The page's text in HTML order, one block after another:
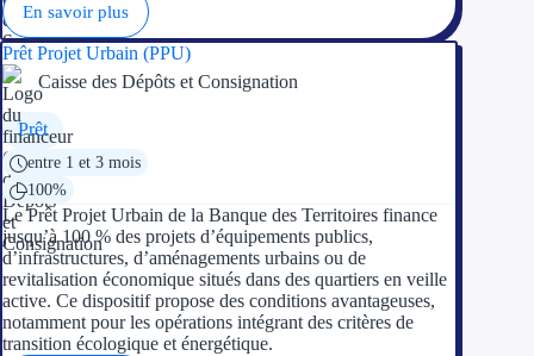
En savoir plus
Prêt Projet Urbain (PPU)
Caisse des Dépôts et Consignation
Prêt
entre 1 et 3 mois
100%
Le Prêt Projet Urbain de la Banque des Territoires finance
jusqu’à 100 % des projets d’équipements publics,
d’infrastructures, d’aménagements urbains ou de
revitalisation économique situés dans des quartiers en veille
active. Ce dispositif propose des conditions avantageuses,
notamment pour les opérations intégrant des critères de
transition écologique et énergétique.